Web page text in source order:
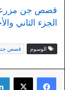
قصص جن مزرعة
الجزء الثاني
الوسوم قصص